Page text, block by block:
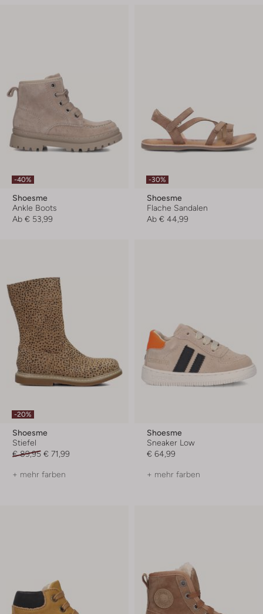
-40%
Shoesme
Ankle Boots
Ab € 53,99
-30%
Shoesme
Flache Sandalen
Ab € 44,99
-20%
Shoesme
Stiefel
€ 89,95 € 71,99
+ mehr farben
Shoesme
Sneaker Low
€ 64,99
+ mehr farben